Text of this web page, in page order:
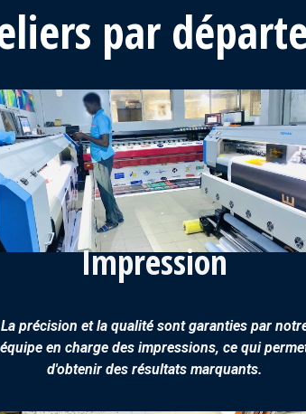
par
Impression
La précision et la qualité sont garanties par
équipe en charge des impressions, ce qui
d'obtenir des résultats marquants.